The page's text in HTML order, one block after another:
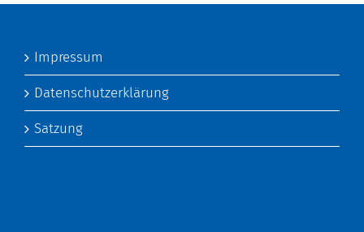
Impressum
Datenschutzerklärung
Satzung